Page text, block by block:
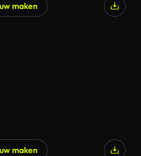
maken
maken